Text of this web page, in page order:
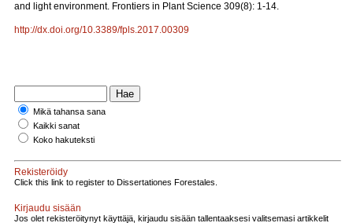
and light environment. Frontiers in Plant Science 309(8): 1-14.
http://dx.doi.org/10.3389/fpls.2017.00309
Mikä tahansa sana
Kaikki sanat
Koko hakuteksti
Rekisteröidy
Click this link to register to Dissertationes Forestales.
Kirjaudu sisään
Jos olet rekisteröitynyt käyttäjä, kirjaudu sisään tallentaaksesi valitsemasi artikkelit